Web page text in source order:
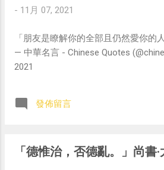
- 11月 07, 2021
「朋友是瞭解你的全部且仍然愛你的
— 中華名言 - Chinese Quotes
2021
發佈留言
「德惟治，否德亂。」尚書